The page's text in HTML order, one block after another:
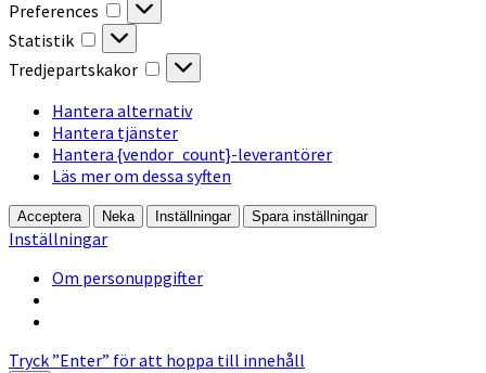
Preferences
Preferences
Statistik
Statistik
Tredjepartskakor
Tredjepartskakor
Hantera alternativ
Hantera tjänster
Hantera {vendor_count}-leverantörer
Läs mer om dessa syften
Acceptera Neka Inställningar Spara inställningar
Inställningar
Om personuppgifter
Tryck ”Enter” för att hoppa till innehåll